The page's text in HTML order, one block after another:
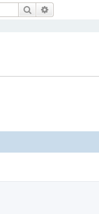
Поиск